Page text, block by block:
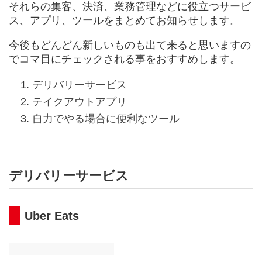
それらの集客、決済、業務管理などに役立つサービ
ス、アプリ、ツールをまとめてお知らせします。
今後もどんどん新しいものも出て来ると思いますの
でコマ目にチェックされる事をおすすめします。
デリバリーサービス
テイクアウトアプリ
自力でやる場合に便利なツール
デリバリーサービス
Uber Eats